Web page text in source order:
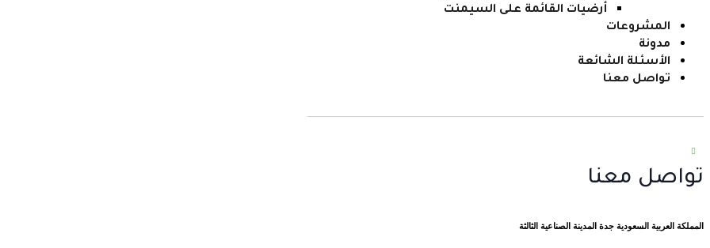
أرضيات القائمة على السيمنت
المشروعات
مدونة
الأسئلة الشائعة
تواصل معنا
تواصل معنا
المملكة العربية السعودية جدة المدينة الصناعية الثالثة